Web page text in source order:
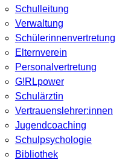
Schulleitung
Verwaltung
Schülerinnenvertretung
Elternverein
Personalvertretung
G!RLpower
Schulärztin
Vertrauenslehrer:innen
Jugendcoaching
Schulpsychologie
Bibliothek